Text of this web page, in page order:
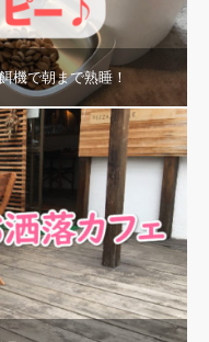
機で朝まで熟睡！